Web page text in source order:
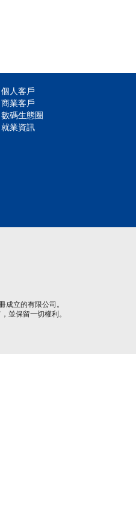
個人客戶
商業客戶
數碼生態圈
就業資訊
成立的有限公司。
並保留一切權利。